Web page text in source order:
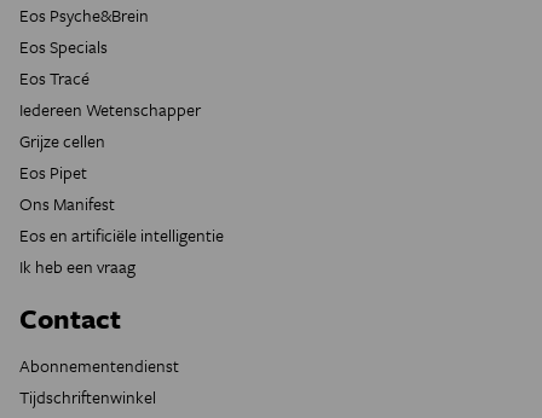
Eos Psyche&Brein
Eos Specials
Eos Tracé
Iedereen Wetenschapper
Grijze cellen
Eos Pipet
Ons Manifest
Eos en artificiële intelligentie
Ik heb een vraag
Contact
Abonnementendienst
Tijdschriftenwinkel